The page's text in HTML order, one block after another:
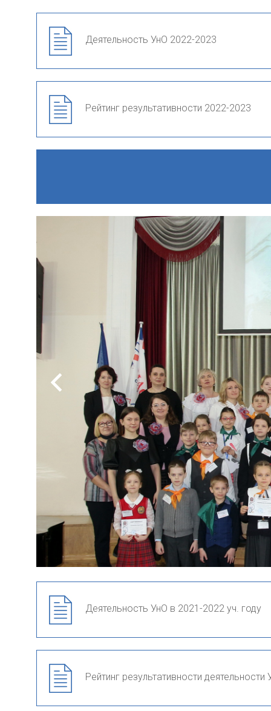
Деятельность УнО 2022-2023
Рейтинг результативности 2022-2023
Деятельность УнО в 2021-2022 уч. году
Рейтинг результативности